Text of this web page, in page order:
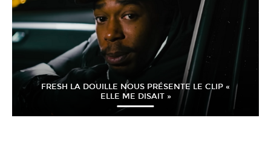
FRESH LA DOUILLE NOUS PRÉSENTE LE CLIP «
ELLE ME DISAIT »